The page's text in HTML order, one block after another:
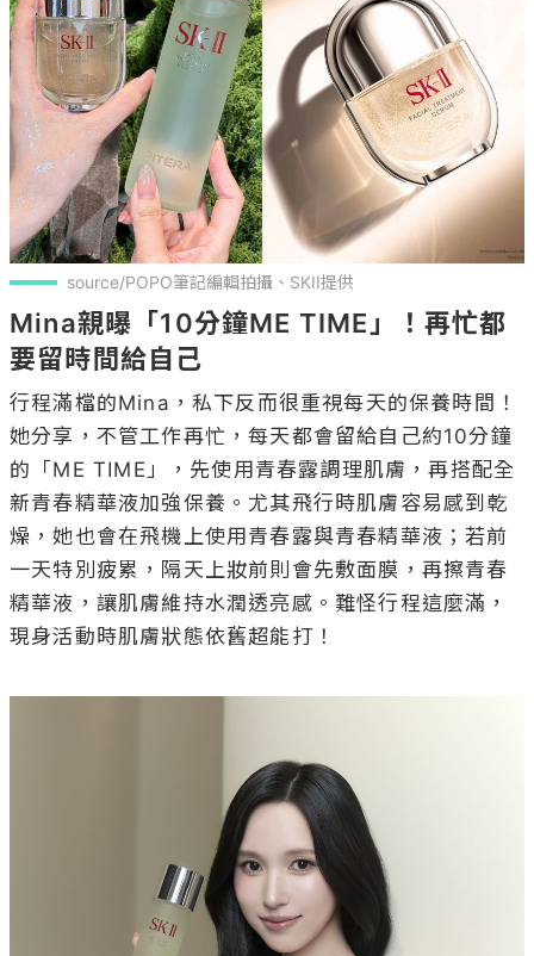
source/POPO筆記編輯拍攝、SKII提供
Mina親曝「10分鐘ME TIME」！再忙都
要留時間給自己
行程滿檔的Mina，私下反而很重視每天的保養時間！
她分享，不管工作再忙，每天都會留給自己約10分鐘
的「ME TIME」，先使用青春露調理肌膚，再搭配全
新青春精華液加強保養。尤其飛行時肌膚容易感到乾
燥，她也會在飛機上使用青春露與青春精華液；若前
一天特別疲累，隔天上妝前則會先敷面膜，再擦青春
精華液，讓肌膚維持水潤透亮感。難怪行程這麼滿，
現身活動時肌膚狀態依舊超能打！